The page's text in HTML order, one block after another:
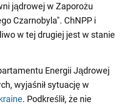
jądrowej w Zaporożu
Czarnobyla". ChNPP i
w tej drugiej jest w stanie
Energii Jądrowej
wyjaśnił sytuację w
. Podkreślił, że nie